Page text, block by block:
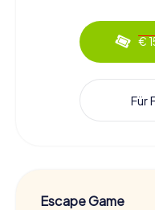
€
Für
Escape Game